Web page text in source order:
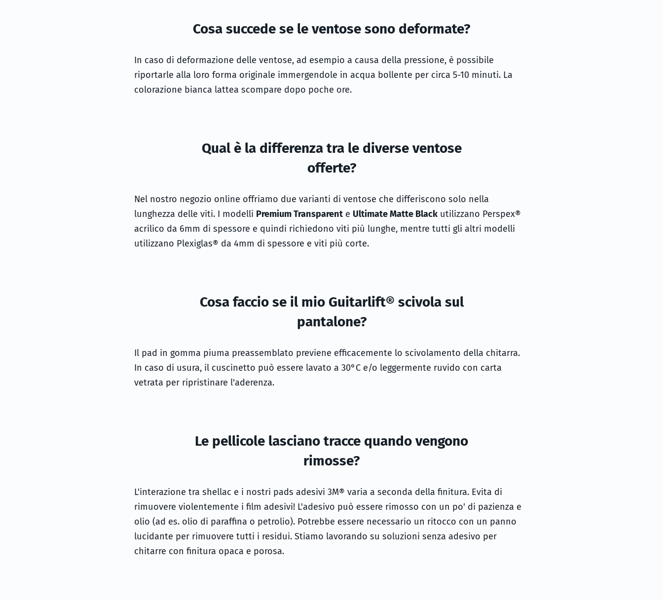
Cosa succede se le ventose sono deformate?
In caso di deformazione delle ventose, ad esempio a causa della pressione, è possibile
riportarle alla loro forma originale immergendole in acqua bollente per circa 5-10 minuti. La
colorazione bianca lattea scompare dopo poche ore.
Qual è la differenza tra le diverse ventose
offerte?
Nel nostro negozio online offriamo due varianti di ventose che differiscono solo nella
lunghezza delle viti. I modelli Premium Transparent e Ultimate Matte Black utilizzano Perspex®
acrilico da 6mm di spessore e quindi richiedono viti più lunghe, mentre tutti gli altri modelli
utilizzano Plexiglas® da 4mm di spessore e viti più corte.
Cosa faccio se il mio Guitarlift® scivola sul
pantalone?
Il pad in gomma piuma preassemblato previene efficacemente lo scivolamento della chitarra.
In caso di usura, il cuscinetto può essere lavato a 30°C e/o leggermente ruvido con carta
vetrata per ripristinare l'aderenza.
Le pellicole lasciano tracce quando vengono
rimosse?
L'interazione tra shellac e i nostri pads adesivi 3M® varia a seconda della finitura. Evita di
rimuovere violentemente i film adesivi! L'adesivo può essere rimosso con un po' di pazienza e
olio (ad es. olio di paraffina o petrolio). Potrebbe essere necessario un ritocco con un panno
lucidante per rimuovere tutti i residui. Stiamo lavorando su soluzioni senza adesivo per
chitarre con finitura opaca e porosa.